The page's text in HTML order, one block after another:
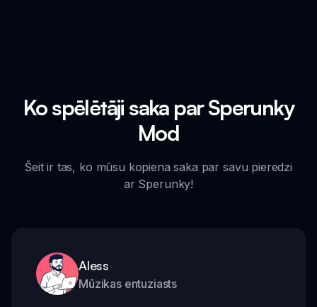
Ko spēlētāji saka par Sperunky
Mod
Šeit ir tas, ko mūsu kopiena saka par savu pieredzi
ar Sperunky!
Aless
Mūzikas entuziasts